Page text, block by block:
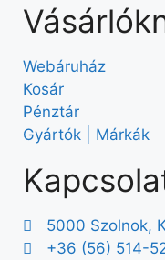
Webáruház
Kosár
Pénztár
Gyártók | Márkák
5000 Szolnok,
+36 (56) 514-